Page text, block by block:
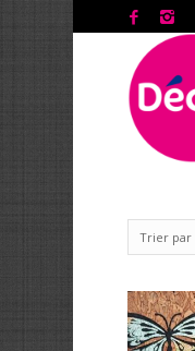
Trier par